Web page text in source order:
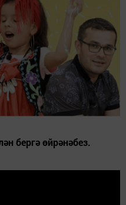
бергә өйрәнәбез.